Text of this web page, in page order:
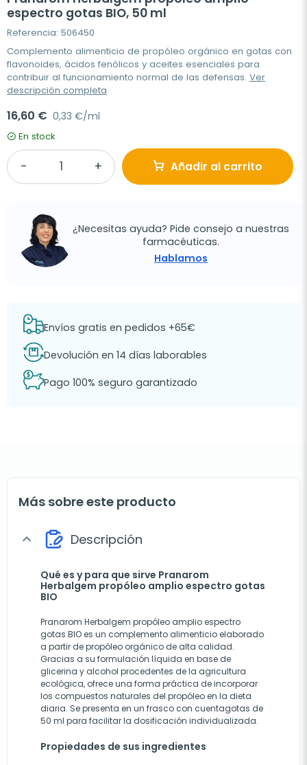
espectro gotas BIO, 50 ml
Referencia: 506450
Complemento alimenticio de propóleo orgánico en gotas con
flavonoides, ácidos fenólicos y aceites esenciales para
contribuir al funcionamiento normal de las defensas. Ver
descripción completa
16,60 € 0,33 €/ml
En stock
Añadir al carrito
¿Necesitas ayuda? Pide consejo a nuestras
farmacéuticas.
Hablamos
Envíos gratis en pedidos +65€
Devolución en 14 días laborables
Pago 100% seguro garantizado
Más sobre este producto
expand_more Descripción
Qué es y para que sirve Pranarom
Herbalgem propóleo amplio espectro gotas
BIO
Pranarom Herbalgem propóleo amplio espectro
gotas BIO es un complemento alimenticio elaborado
a partir de propóleo orgánico de alta calidad.
Gracias a su formulación líquida en base de
glicerina y alcohol procedentes de la agricultura
ecológica, ofrece una forma práctica de incorporar
los compuestos naturales del propóleo en la dieta
diaria. Se presenta en un frasco con cuentagotas de
50 ml para facilitar la dosificación individualizada.
Propiedades de sus ingredientes